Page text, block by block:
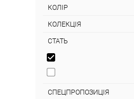
СПЕЦПРОПОЗИЦІЯ
СТАТЬ
КОЛЕКЦІЯ
КОЛІР